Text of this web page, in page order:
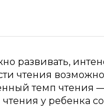
развивать,
чтения
темп чтения
у ребенка